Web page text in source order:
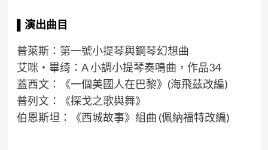
演出曲目
普萊斯：第一號小提琴與鋼琴幻想曲
艾咪・畢绮：A 小調小提琴奏鳴曲，作品34
蓋西文：《一個美國人在巴黎》(海飛茲改編)
普列文：《探戈之歌與舞》
伯恩斯坦：《西城故事》組曲 (佩納福特改編)